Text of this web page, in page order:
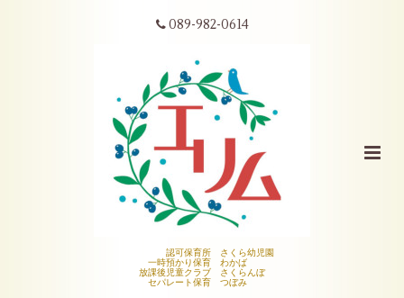
089-982-0614
認可保育所 さくら幼児園
一時預かり保育 わかば
放課後児童クラブ さくらんぼ
セパレート保育 つぼみ